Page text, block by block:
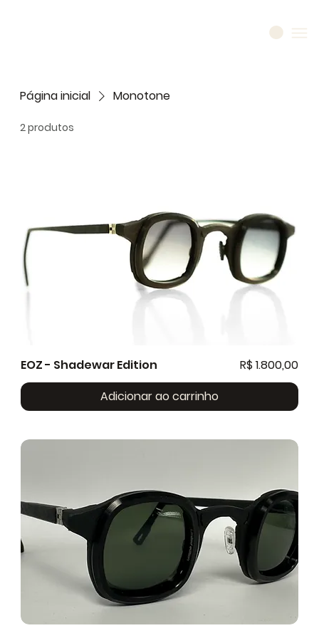
Página inicial Monotone
2 produtos
EOZ - Shadewar Edition Preço
R$ 1.800,00
Adicionar ao carrinho